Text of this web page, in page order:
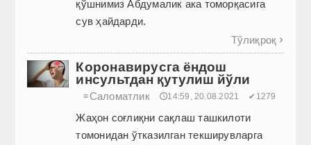
қўшнимиз Aбдумалик ака томорқасига
сув ҳайдарди.
Тўлиқроқ 
Коронавирусга ёндош
инсультдан қутулиш йўли
≡Саломатлик 🕔14:59, 20.08.2021 ✔1279
Жаҳон соғлиқни сақлаш ташкилоти
томонидан ўтказилган текширувларга